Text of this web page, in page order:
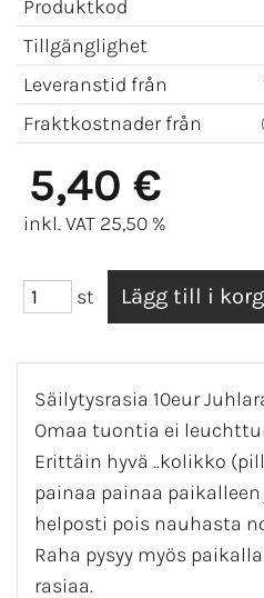
Produktkod
Tillgänglighet
Leveranstid från
Fraktkostnader från
5,40 €
inkl. VAT 25,50 %
st
Säilytysrasia 10eur
Omaa tuontia ei
Erittäin hyvä ..kolikko
painaa painaa
helposti pois nauhasta
Raha pysyy myös
rasiaa.